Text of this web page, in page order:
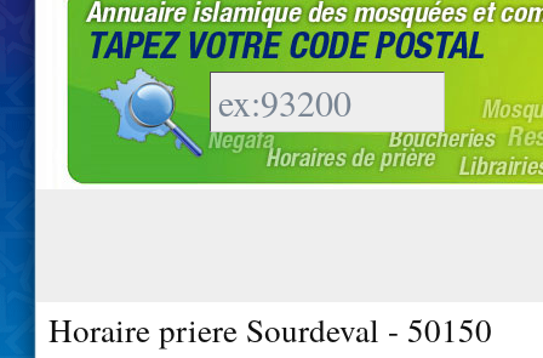
Horaire priere Sourdeval - 50150